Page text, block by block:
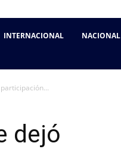
INTERNACIONAL NACIONAL
dejó